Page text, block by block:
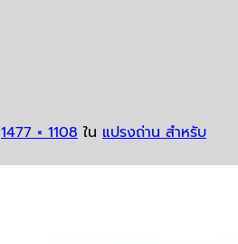
1477 × 1108 ใน แปรงถ่าน สำหรับ